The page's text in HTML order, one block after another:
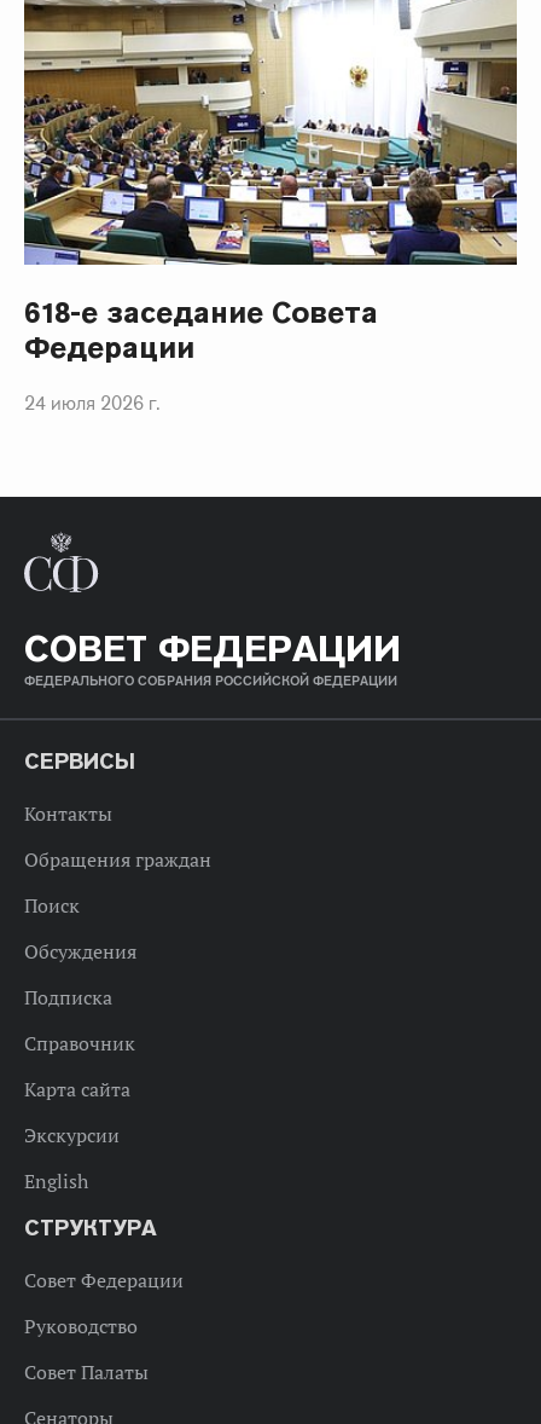
618-е заседание Совета
Федерации
24 июля 2026 г.
СОВЕТ ФЕДЕРАЦИИ
ФЕДЕРАЛЬНОГО СОБРАНИЯ РОССИЙСКОЙ ФЕДЕРАЦИИ
СЕРВИСЫ
Контакты
Обращения граждан
Поиск
Обсуждения
Подписка
Справочник
Карта сайта
Экскурсии
English
СТРУКТУРА
Совет Федерации
Руководство
Совет Палаты
Сенаторы